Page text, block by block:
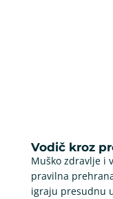
Vodič kroz
Muško zdravlje i
pravilna
igraju presudnu